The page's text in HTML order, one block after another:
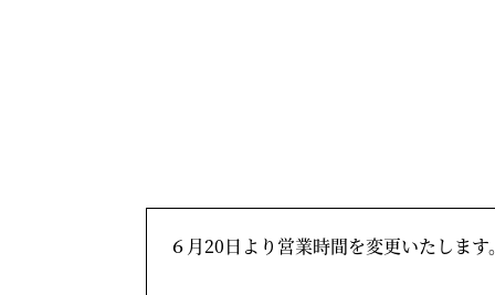
６月20日より営業時間を変更いたします